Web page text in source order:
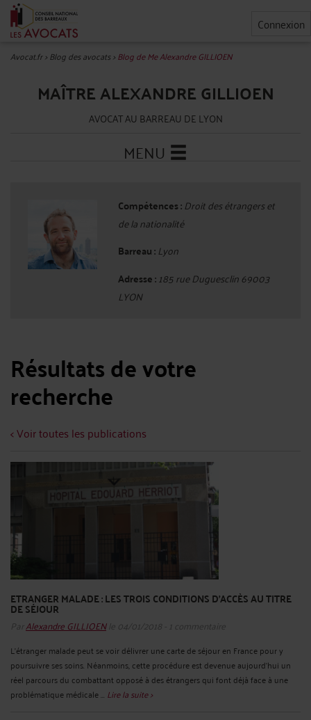
Connexion
Avocat.fr>Blog des avocats>Blog de Me Alexandre GILLIOEN
MAÎTRE ALEXANDRE GILLIOEN
AVOCAT AU BARREAU DE LYON
MENU
Compétences : Droit des étrangers et
de la nationalité
Barreau : Lyon
Adresse :185 rue Duguesclin 69003
LYON
Résultats de votre
recherche
< Voir toutes les publications
ETRANGER MALADE : LES TROIS CONDITIONS D'ACCÈS AU TITRE
DE SÉJOUR
ParAlexandre GILLIOENle 04/01/2018 - 1 commentaire
L’étranger malade peut se voir délivrer une carte de séjour en France pour y
poursuivre ses soins. Néanmoins, cette procédure est devenue aujourd’hui un
réel parcours du combattant opposé à des étrangers qui font déjà face à une
problématique médicale ... Lire la suite >